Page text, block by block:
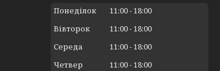
Понеділок 11:00 18:00
Вівторок
11:00 18:00
Середа
11:00 18:00
Четвер
11:00 18:00